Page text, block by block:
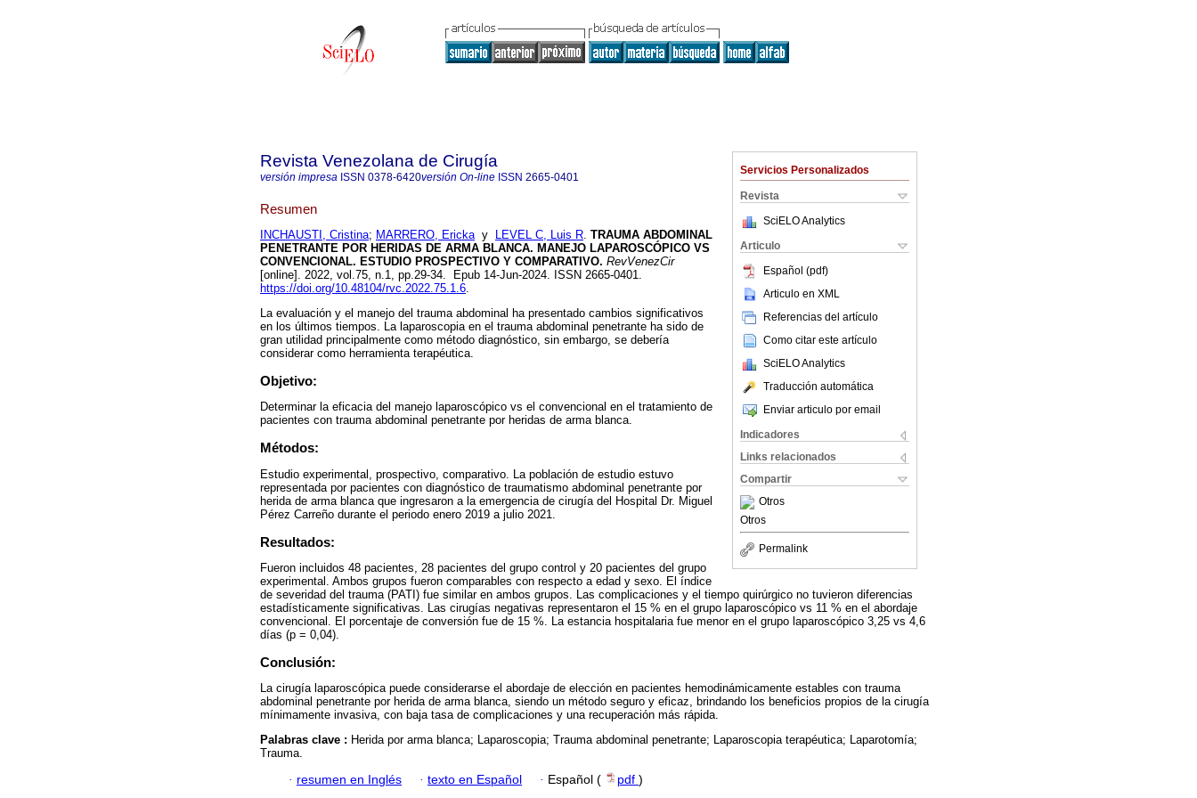
Servicios Personalizados
Revista
SciELO Analytics
Articulo
Español (pdf)
Articulo en XML
Referencias del artículo
Como citar este artículo
SciELO Analytics
Traducción automática
Enviar articulo por email
Indicadores
Links relacionados
Compartir
Otros
Otros
Permalink
Revista Venezolana de Cirugía
versión impresa ISSN 0378-6420versión On-line ISSN 2665-0401
Resumen
INCHAUSTI, Cristina; MARRERO, Erickay LEVEL C, Luis R. TRAUMA ABDOMINAL
PENETRANTE POR HERIDAS DE ARMA BLANCA. MANEJO LAPAROSCÓPICO VS
CONVENCIONAL. ESTUDIO PROSPECTIVO Y COMPARATIVO. RevVenezCir
[online]. 2022, vol.75, n.1, pp.29-34. Epub 14-Jun-2024. ISSN 2665-0401.
https://doi.org/10.48104/rvc.2022.75.1.6.
La evaluación y el manejo del trauma abdominal ha presentado cambios significativos
en los últimos tiempos. La laparoscopia en el trauma abdominal penetrante ha sido de
gran utilidad principalmente como método diagnóstico, sin embargo, se debería
considerar como herramienta terapéutica.
Objetivo:
Determinar la eficacia del manejo laparoscópico vs el convencional en el tratamiento de
pacientes con trauma abdominal penetrante por heridas de arma blanca.
Métodos:
Estudio experimental, prospectivo, comparativo. La población de estudio estuvo
representada por pacientes con diagnóstico de traumatismo abdominal penetrante por
herida de arma blanca que ingresaron a la emergencia de cirugía del Hospital Dr. Miguel
Pérez Carreño durante el periodo enero 2019 a julio 2021.
Resultados:
Fueron incluidos 48 pacientes, 28 pacientes del grupo control y 20 pacientes del grupo
experimental. Ambos grupos fueron comparables con respecto a edad y sexo. El índice
de severidad del trauma (PATI) fue similar en ambos grupos. Las complicaciones y el tiempo quirúrgico no tuvieron diferencias
estadísticamente significativas. Las cirugías negativas representaron el 15 % en el grupo laparoscópico vs 11 % en el abordaje
convencional. El porcentaje de conversión fue de 15 %. La estancia hospitalaria fue menor en el grupo laparoscópico 3,25 vs 4,6
días (p = 0,04).
Conclusión:
La cirugía laparoscópica puede considerarse el abordaje de elección en pacientes hemodinámicamente estables con trauma
abdominal penetrante por herida de arma blanca, siendo un método seguro y eficaz, brindando los beneficios propios de la cirugía
mínimamente invasiva, con baja tasa de complicaciones y una recuperación más rápida.
Palabras clave : Herida por arma blanca; Laparoscopia; Trauma abdominal penetrante; Laparoscopia terapéutica; Laparotomía;
Trauma.
· resumen en Inglés · texto en Español · Español ( pdf )